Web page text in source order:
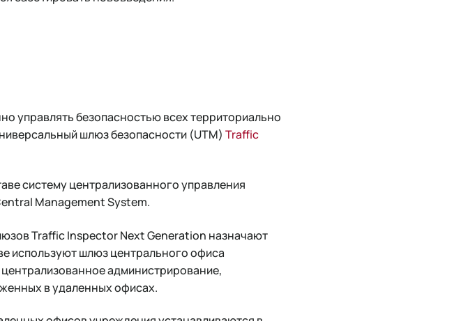
управлять безопасностью всех территориально
шлюз безопасности (UTM) Traffic
систему централизованного управления
Management System.
Traffic Inspector Next Generation назначают
используют шлюз центрального офиса
администрирование,
в удаленных офисах.